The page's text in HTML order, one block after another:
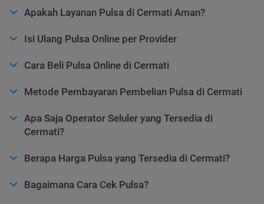
Apakah Layanan Pulsa di Cermati Aman?
Isi Ulang Pulsa Online per Provider
Cara Beli Pulsa Online di Cermati
Metode Pembayaran Pembelian Pulsa di Cermati
Apa Saja Operator Seluler yang Tersedia di
Cermati?
Berapa Harga Pulsa yang Tersedia di Cermati?
Bagaimana Cara Cek Pulsa?